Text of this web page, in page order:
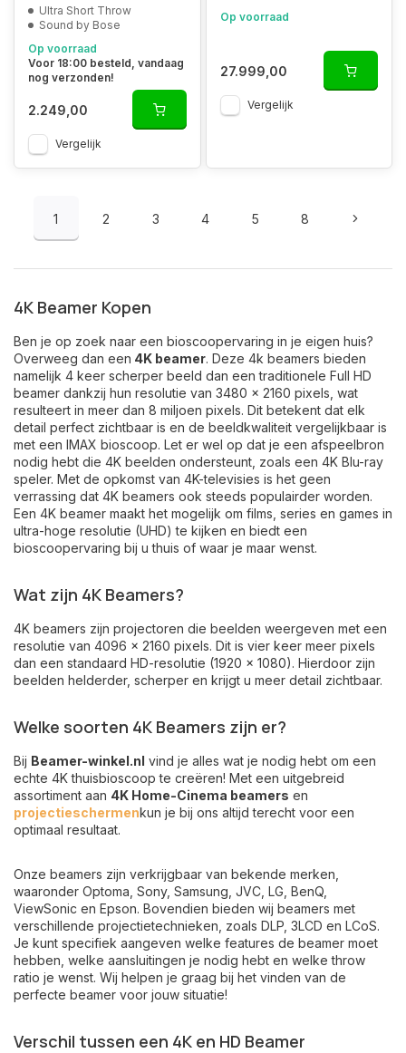
Ultra Short Throw
Sound by Bose
Op voorraad
Voor 18:00 besteld, vandaag
nog verzonden!
2.249,00
Vergelijk
Op voorraad
27.999,00
Vergelijk
1 2 3 4 5 8
4K Beamer Kopen
Ben je op zoek naar een bioscoopervaring in je eigen huis?
Overweeg dan een 4K beamer. Deze 4k beamers bieden
namelijk 4 keer scherper beeld dan een traditionele Full HD
beamer dankzij hun resolutie van 3480 x 2160 pixels, wat
resulteert in meer dan 8 miljoen pixels. Dit betekent dat elk
detail perfect zichtbaar is en de beeldkwaliteit vergelijkbaar is
met een IMAX bioscoop. Let er wel op dat je een afspeelbron
nodig hebt die 4K beelden ondersteunt, zoals een 4K Blu-ray
speler. Met de opkomst van 4K-televisies is het geen
verrassing dat 4K beamers ook steeds populairder worden.
Een 4K beamer maakt het mogelijk om films, series en games in
ultra-hoge resolutie (UHD) te kijken en biedt een
bioscoopervaring bij u thuis of waar je maar wenst.
Wat zijn 4K Beamers?
4K beamers zijn projectoren die beelden weergeven met een
resolutie van 4096 x 2160 pixels. Dit is vier keer meer pixels
dan een standaard HD-resolutie (1920 x 1080). Hierdoor zijn
beelden helderder, scherper en krijgt u meer detail zichtbaar.
Welke soorten 4K Beamers zijn er?
Bij Beamer-winkel.nl vind je alles wat je nodig hebt om een
echte 4K thuisbioscoop te creëren! Met een uitgebreid
assortiment aan 4K Home-Cinema beamers en
projectieschermenkun je bij ons altijd terecht voor een
optimaal resultaat.
Onze beamers zijn verkrijgbaar van bekende merken,
waaronder Optoma Sony, Samsung JVC LG BenQ
ViewSonic en Epson. Bovendien bieden wij beamers met
verschillende projectietechnieken, zoals DLP, 3LCD en LCoS.
Je kunt specifiek aangeven welke features de beamer moet
hebben, welke aansluitingen je nodig hebt en welke throw
ratio je wenst. Wij helpen je graag bij het vinden van de
perfecte beamer voor jouw situatie!
Verschil tussen een 4K en HD Beamer